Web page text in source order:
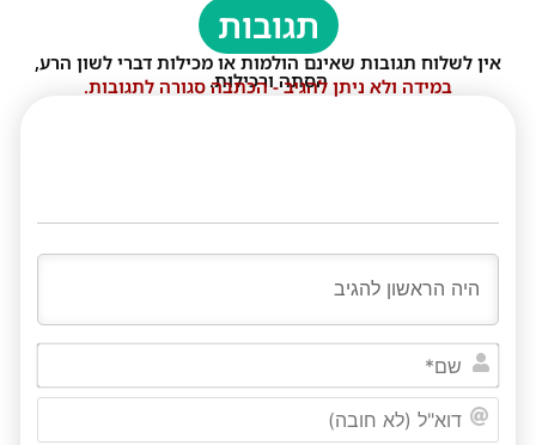
תגובות
אין לשלוח תגובות שאינם הולמות או מכילות דברי לשון הרע,
הסתה ורכילות.
במידה ולא ניתן להגיב - הכתבה סגורה לתגובות.
שם*